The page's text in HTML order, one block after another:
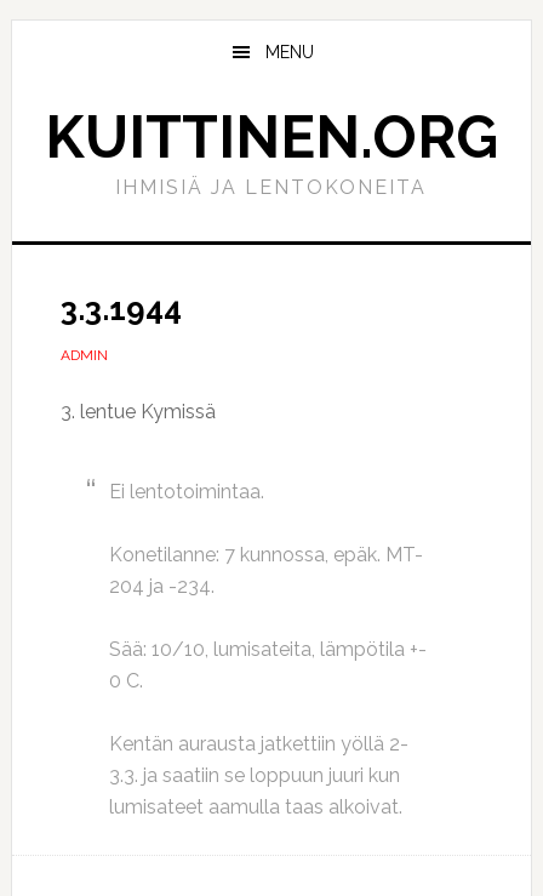
Hyppää
Hyppää
MENU
KUITTINEN.ORG
IHMISIÄ JA LENTOKONEITA
3.3.1944
ADMIN
3. lentue Kymissä
Ei lentotoimintaa.
Konetilanne: 7 kunnossa, epäk. MT-
204 ja -234.
Sää: 10/10, lumisateita, lämpötila +-
0 C.
Kentän aurausta jatkettiin yöllä 2-
3.3. ja saatiin se loppuun juuri kun
lumisateet aamulla taas alkoivat.